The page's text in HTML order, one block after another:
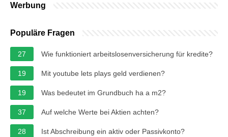
Werbung
Populäre Fragen
27 Wie funktioniert arbeitslosenversicherung für kredite?
19 Mit youtube lets plays geld verdienen?
19 Was bedeutet im Grundbuch ha a m2?
37 Auf welche Werte bei Aktien achten?
28 Ist Abschreibung ein aktiv oder Passivkonto?